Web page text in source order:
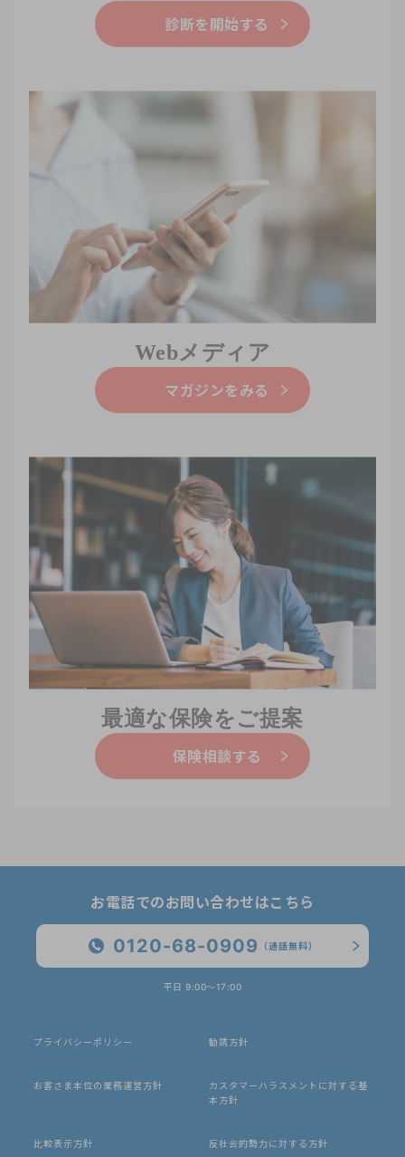
診断を開始する
Webメディア
マガジンをみる
最適な保険をご提案
保険相談する
お電話でのお問い合わせはこちら
0120-68-0909 （通話無料）
平日 9:00〜17:00
プライバシーポリシー 勧誘方針
お客さま本位の業務運営方針
カスタマーハラスメントに対する基
本方針
比較表示方針 反社会的勢力に対する方針